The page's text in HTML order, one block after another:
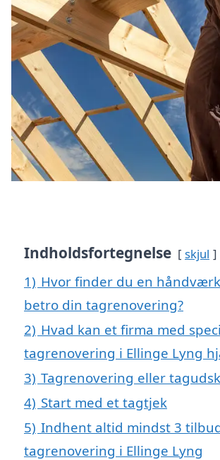
Indholdsfortegnelse skjul
1) Hvor finder du en
betro din tagrenovering?
2) Hvad kan et firma med
tagrenovering i Ellinge Lyng
3) Tagrenovering eller
4) Start med et tagtjek
5) Indhent altid mindst 3
tagrenovering i Ellinge Lyng